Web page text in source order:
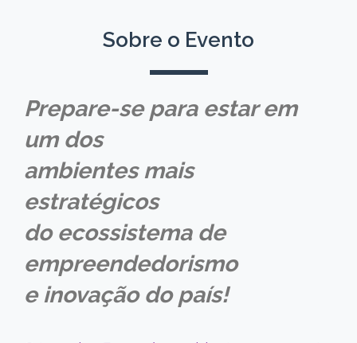
Sobre o Evento
Prepare-se para estar em
um dos
ambientes mais
estratégicos
do ecossistema de
empreendedorismo
e inovação do país!